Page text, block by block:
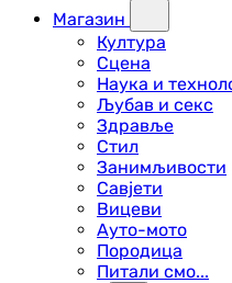
Магазин
Култура
Сцена
Наука и
Љубав и секс
Здравље
Стил
Занимљивости
Савјети
Вицеви
Ауто-мото
Породица
Питали смо...